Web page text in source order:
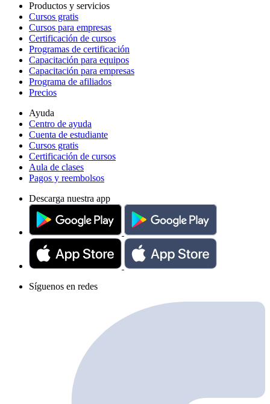
Productos y servicios
Cursos gratis
Cursos para empresas
Certificación de cursos
Programas de certificación
Capacitación para equipos
Capacitación para empresas
Programa de afiliados
Precios
Ayuda
Centro de ayuda
Cuenta de estudiante
Cursos gratis
Certificación de cursos
Aula de clases
Pagos y reembolsos
Descarga nuestra app
Síguenos en redes